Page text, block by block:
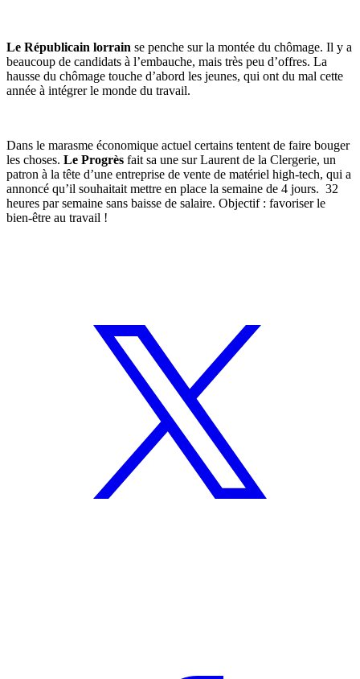
Le Républicain lorrain se penche sur la montée du chômage. Il y a
beaucoup de candidats à l’embauche, mais très peu d’offres. La
hausse du chômage touche d’abord les jeunes, qui ont du mal cette
année à intégrer le monde du travail.
Dans le marasme économique actuel certains tentent de faire bouger
les choses. Le Progrès fait sa une sur Laurent de la Clergerie, un
patron à la tête d’une entreprise de vente de matériel high-tech, qui a
annoncé qu’il souhaitait mettre en place la semaine de 4 jours. 32
heures par semaine sans baisse de salaire. Objectif : favoriser le
bien-être au travail !